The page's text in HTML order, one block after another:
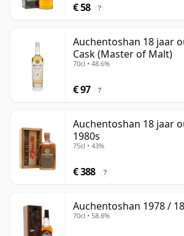
€ 58 ?
Auchentoshan 18 jaar
Cask (Master of Malt)
70cl • 48.6%
€ 97 ?
Auchentoshan 18 jaar
1980s
75cl • 43%
€ 388 ?
Auchentoshan 1978 /
70cl • 58.8%